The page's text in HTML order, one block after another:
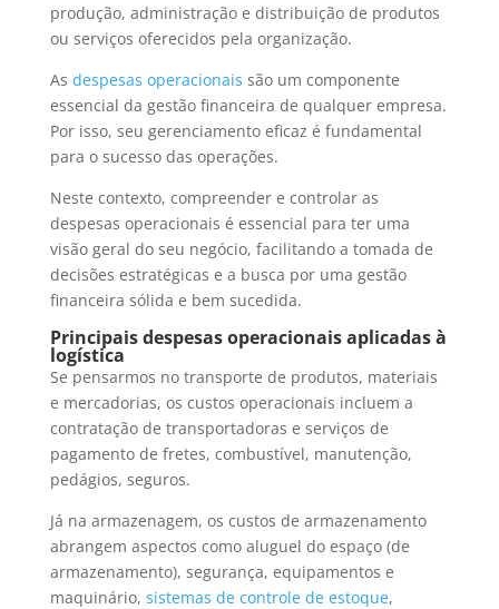
produção, administração e distribuição de produtos
ou serviços oferecidos pela organização.
As despesas operacionais são um componente
essencial da gestão financeira de qualquer empresa.
Por isso, seu gerenciamento eficaz é fundamental
para o sucesso das operações.
Neste contexto, compreender e controlar as
despesas operacionais é essencial para ter uma
visão geral do seu negócio, facilitando a tomada de
decisões estratégicas e a busca por uma gestão
financeira sólida e bem sucedida.
Principais despesas operacionais aplicadas à
logística
Se pensarmos no transporte de produtos, materiais
e mercadorias, os custos operacionais incluem a
contratação de transportadoras e serviços de
pagamento de fretes, combustível, manutenção,
pedágios, seguros.
Já na armazenagem, os custos de armazenamento
abrangem aspectos como aluguel do espaço (de
armazenamento), segurança, equipamentos e
maquinário, sistemas de controle de estoque,